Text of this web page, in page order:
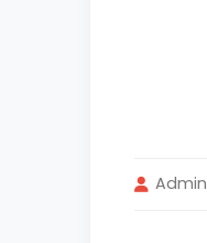
Admin